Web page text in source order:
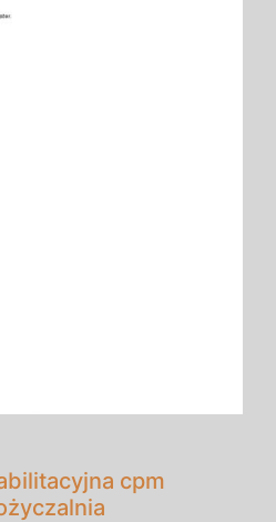
cpm